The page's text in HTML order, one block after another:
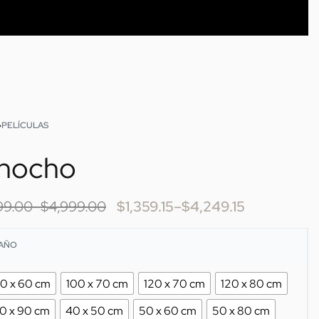
PELÍCULAS
–$4,999.00 $1,359.15–$4,249.15
x 60 cm 100 x 70 cm 120 x 70 cm
120 x 80 cm
x 90 cm
40 x 50 cm 50 x 60 cm
50 x 80 cm